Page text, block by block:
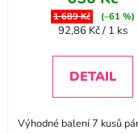
1 689 Kč (–61 %)
Měrná
92,86 Kč / 1 ks
DETAIL
Výhodné balení 7 kusů